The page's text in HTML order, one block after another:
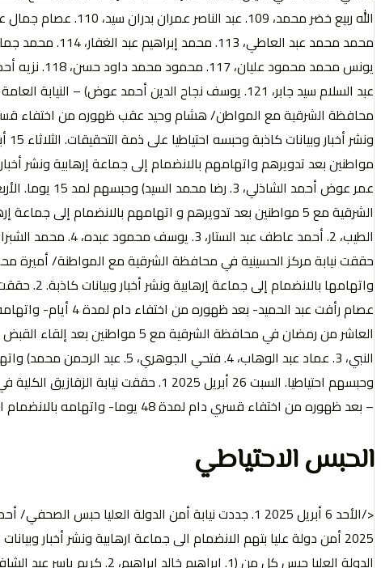
واتهامها
النبي، 3. عماد عبد الوهاب، 4. فتحي
وحبسهم احتياطيا. السبت 26 أبريل 2025 1.
– بعد ظهوره من اختفاء قسري دام لمدة 48 يوما- واتهامه بالانضمام الى جماعة إرهابية ونشر أخبار وبيانات كاذبة وحبسه احتياطيا. >
الحبس الاحتياطي